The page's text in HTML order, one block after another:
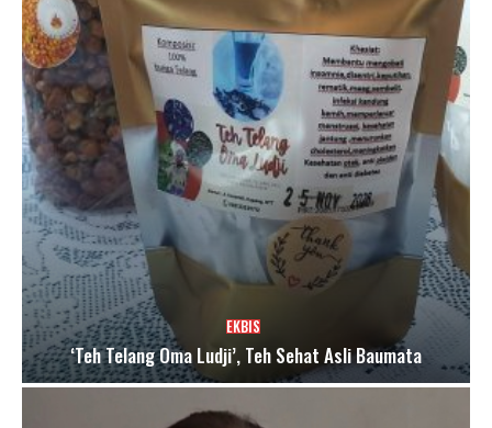
EKBIS
‘Teh Telang Oma Ludji’, Teh Sehat Asli Baumata